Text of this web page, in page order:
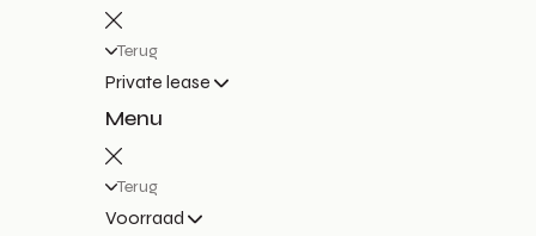
Terug
Private lease
Menu
Terug
Voorraad